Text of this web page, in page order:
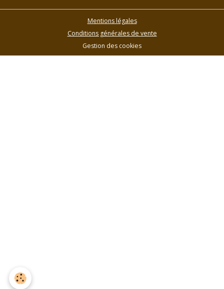
Mentions légales
Conditions générales de vente
Gestion des cookies